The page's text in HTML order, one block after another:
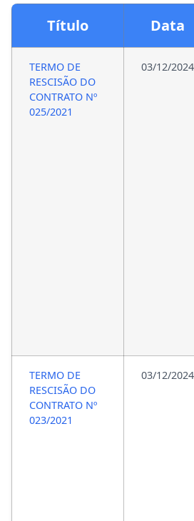
Título Data
TERMO DE
RESCISÃO DO
CONTRATO Nº
025/2021
03/12/2024
TERMO DE
RESCISÃO DO
CONTRATO Nº
023/2021
03/12/2024